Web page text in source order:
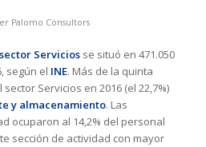
Palomo Consultors
Serviciosse situó en 471.050
según el INE. Más de la quinta
Servicios en 2016 (el 22,7%)
y almacenamiento. Las
ocuparon al 14,2% del personal
sección de actividad con mayor